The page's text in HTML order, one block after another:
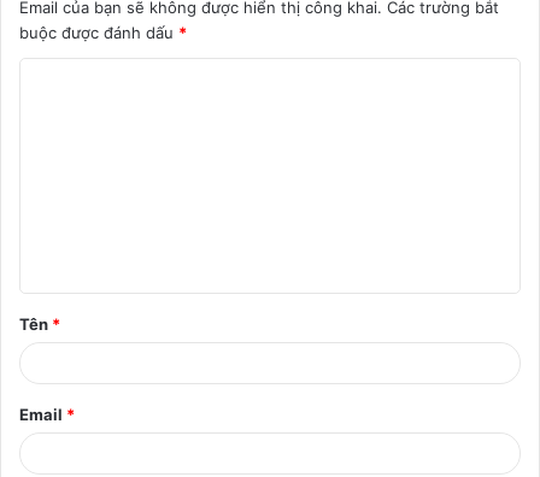
Email của bạn sẽ không được hiển thị công khai. Các trường bắt
buộc được đánh dấu *
ậ
n
Tên *
Email *